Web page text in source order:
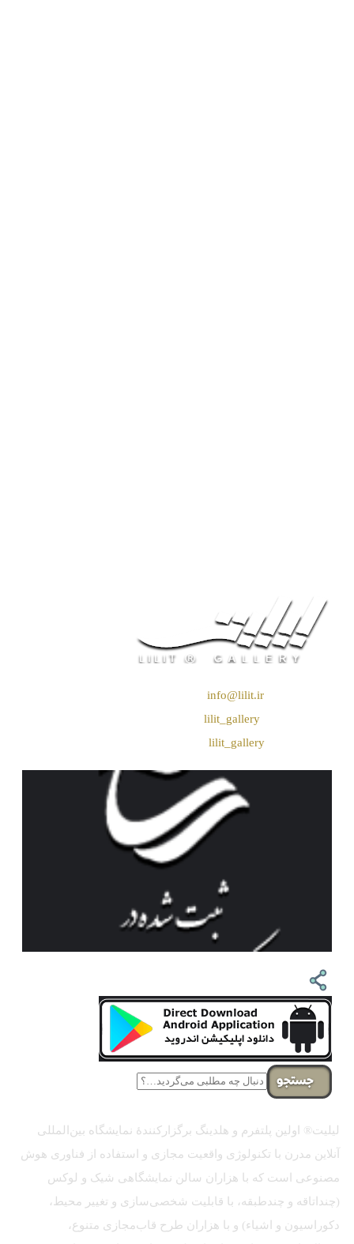
info@lilit.ir
lilit_gallery
lilit_gallery
جستجو
لیلیت® اولین پلتفرم و هلدینگ برگزارکنندهٔ نمایشگاه بین‌المللی
آنلاین مدرن با تکنولوژی واقعیت مجازی و استفاده از فناوری هوش
مصنوعی است که با هزاران سالن نمایشگاهی شیک و لوکس
(چنداتاقه و چندطبقه، با قابلیت شخصی‌سازی و تغییر محیط،
دکوراسیون و اشیاء) و با هزاران طرح قاب‌مجازی متنوع،